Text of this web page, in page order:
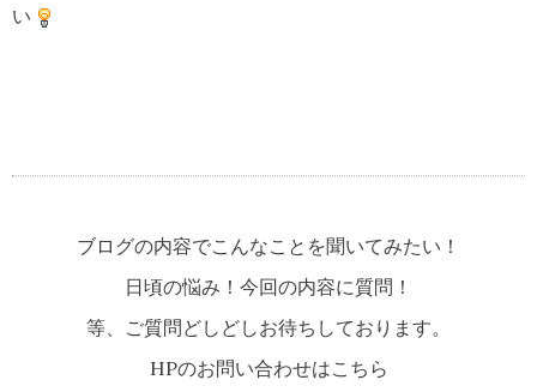
い
ブログの内容でこんなことを聞いてみたい！
日頃の悩み！今回の内容に質問！
等、ご質問どしどしお待ちしております。
HPのお問い合わせはこちら